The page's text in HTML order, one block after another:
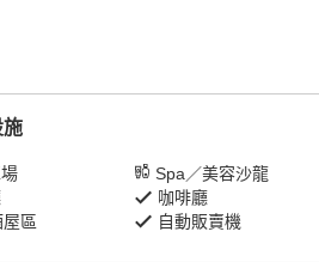
Spa／美容沙龍
咖啡廳
屋區
自動販賣機